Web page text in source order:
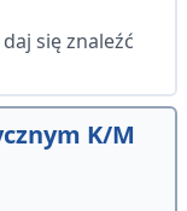
się znaleźć
K/M